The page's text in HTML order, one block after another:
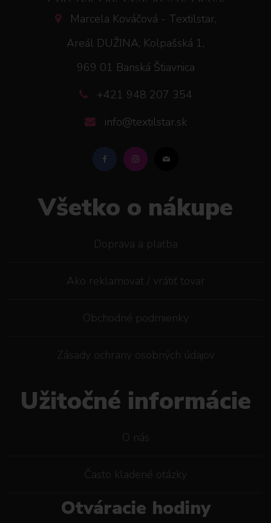
Marcela Kováčová - Textilstar,
Areál DUŽINA, Kolpašská 1,
969 01 Banská Štiavnica
+421 948 207 354
info@textilstar.sk
Všetko o nákupe
Doprava a platba
Ako reklamovat / vrátiť tovar
Obchodné podmienky
Zásady ochrany osobných údajov
Užitočné informácie
O nás
Často kladené otázky
Otváracie hodiny